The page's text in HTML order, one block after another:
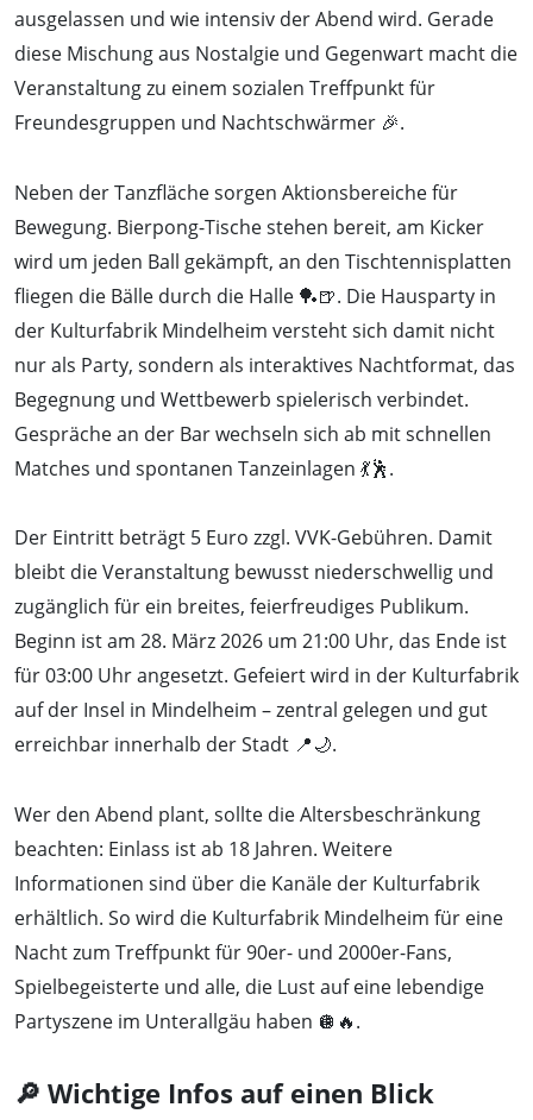
ausgelassen und wie intensiv der Abend wird. Gerade
diese Mischung aus Nostalgie und Gegenwart macht die
Veranstaltung zu einem sozialen Treffpunkt für
Freundesgruppen und Nachtschwärmer 🎉.
Neben der Tanzfläche sorgen Aktionsbereiche für
Bewegung. Bierpong-Tische stehen bereit, am Kicker
wird um jeden Ball gekämpft, an den Tischtennisplatten
fliegen die Bälle durch die Halle 🏓🍺. Die Hausparty in
der Kulturfabrik Mindelheim versteht sich damit nicht
nur als Party, sondern als interaktives Nachtformat, das
Begegnung und Wettbewerb spielerisch verbindet.
Gespräche an der Bar wechseln sich ab mit schnellen
Matches und spontanen Tanzeinlagen 💃🕺.
Der Eintritt beträgt 5 Euro zzgl. VVK-Gebühren. Damit
bleibt die Veranstaltung bewusst niederschwellig und
zugänglich für ein breites, feierfreudiges Publikum.
Beginn ist am 28. März 2026 um 21:00 Uhr, das Ende ist
für 03:00 Uhr angesetzt. Gefeiert wird in der Kulturfabrik
auf der Insel in Mindelheim – zentral gelegen und gut
erreichbar innerhalb der Stadt 📍🌙.
Wer den Abend plant, sollte die Altersbeschränkung
beachten: Einlass ist ab 18 Jahren. Weitere
Informationen sind über die Kanäle der Kulturfabrik
erhältlich. So wird die Kulturfabrik Mindelheim für eine
Nacht zum Treffpunkt für 90er- und 2000er-Fans,
Spielbegeisterte und alle, die Lust auf eine lebendige
Partyszene im Unterallgäu haben 🪩🔥.
🔎 Wichtige Infos auf einen Blick